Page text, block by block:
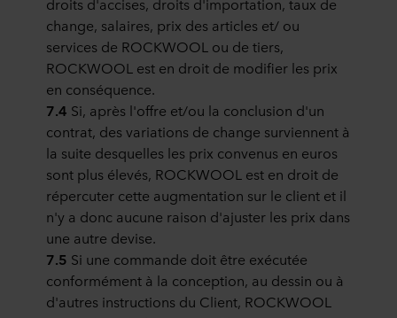
change, salaires, prix des articles et/ ou
services de ROCKWOOL ou de tiers,
ROCKWOOL est en droit de modifier les prix
en conséquence.
7.4 Si, après l'offre et/ou la conclusion d'un
contrat, des variations de change surviennent à
la suite desquelles les prix convenus en euros
sont plus élevés, ROCKWOOL est en droit de
répercuter cette augmentation sur le client et il
n'y a donc aucune raison d'ajuster les prix dans
une autre devise.
7.5 Si une commande doit être exécutée
conformément à la conception, au dessin ou à
d'autres instructions du Client, ROCKWOOL